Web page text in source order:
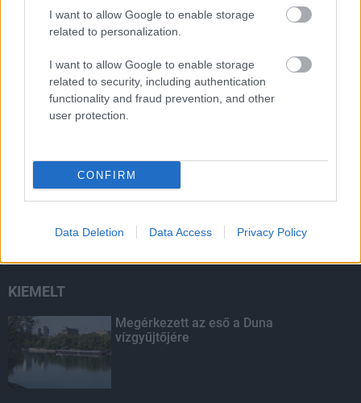
I want to allow Google to enable storage
related to personalization.
I want to allow Google to enable storage
related to security, including authentication
functionality and fraud prevention, and other
user protection.
CONFIRM
Data Deletion Data Access Privacy Policy
Amire többmillióan vártunk: szombattól
másodfokúra csökken a riasztás
5 gyönyörű tó Nógrád megyében
Biztonságban a megemlékezés
napjaiban
KIEMELT
Megérkezett az eső a Duna
vízgyűjtőjére